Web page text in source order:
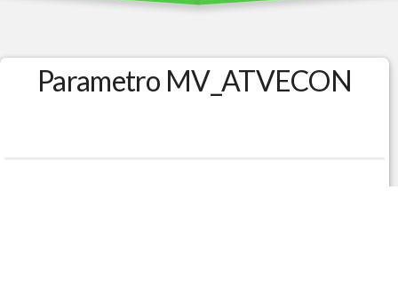
Parametro MV_ATVECON